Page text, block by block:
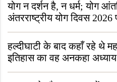
योग न दर्शन है, न धर्म; योग
अंतरराष्ट्रीय योग दिवस
हल्दीघाटी के बाद कहाँ रहे थे
इतिहास का वह अनकहा
जीवित है